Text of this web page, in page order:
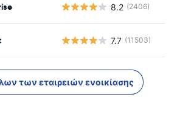
8.2 (2406)
7.7 (11503)
των εταιρειών ενοικίασης